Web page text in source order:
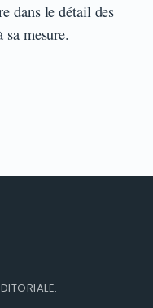
dans le détail des
mesure.